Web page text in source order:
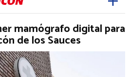
mamógrafo digital para
de los Sauces